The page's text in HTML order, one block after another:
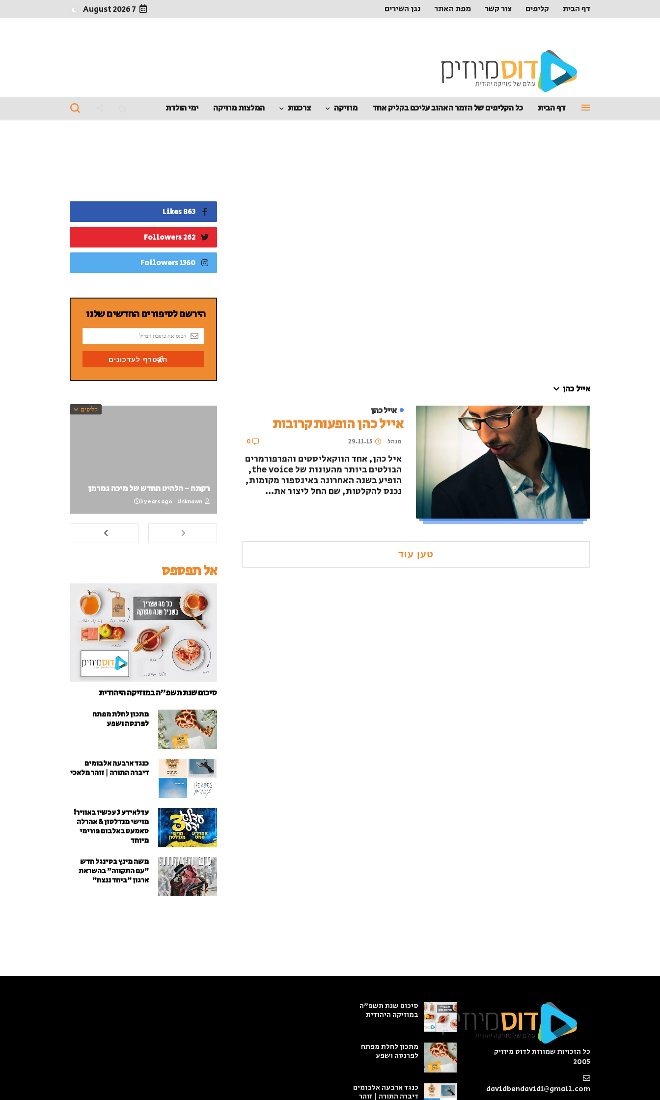
דף הבית קליפים צור קשר מפת האתר נגן השירים 7 August 2026
דף הבית כל הקליפים של הזמר האהוב עליכם בקליק אחד מוזיקה צרכנות המלצות מוזיקה ימי הולדת
אייל כהן
אייל כהן
אייל כהן הופעות קרובות
מנהל 29.11.15
0
איל כהן, אחד הווקאליסטים והפרפורמרים
הבולטים ביותר מהעונות של the voice,
הופיע בשנה האחרונה באינספור מקומות,
נכנס להקלטות, שם החל ליצור את...
863 Likes
262 Followers
1360 Followers
קליפים
רקתה - הלהיט החדש של מיכה גמרמן
Unknown
3 years ago
אל תפספס
סיכום שנת תשפ"ה במוזיקה היהודית
מתכון לחלת מפתח
לפרנסה ושפע
כנגד ארבעה אלבומים
דיברה התורה | זוהר מלאכי
עדלאידע 3 עכשיו באוויר!
מוישי מנדלסון & אהרלה
סאמעט באלבום פורימי
מיוחד
משה מינץ בסינגל חדש
״עם התקווה״ בהשראת
ארגון "ביחד ננצח"
כל הזכויות שמורות לדוס מיוזיק
2005
davidbendavid1@gmail.com
סיכום שנת תשפ"ה
במוזיקה היהודית
מתכון לחלת מפתח
לפרנסה ושפע
כנגד ארבעה אלבומים
דיברה התורה | זוהר